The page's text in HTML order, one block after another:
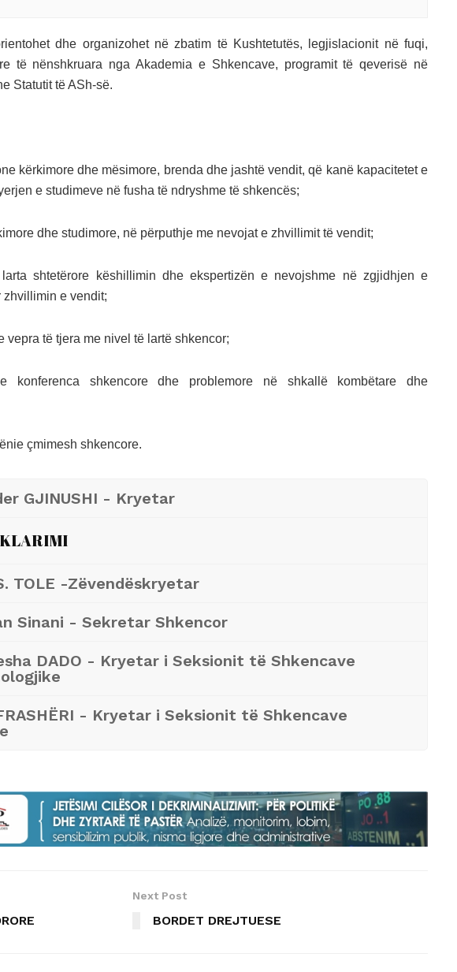
dhe organizohet në zbatim të Kushtetutës, legjislacionit në fuqi,
të nënshkruara nga Akademia e Shkencave, programit të qeverisë në
Statutit të ASh-së.
kërkimore dhe mësimore, brenda dhe jashtë vendit, që kanë kapacitetet e
e studimeve në fusha të ndryshme të shkencës;
dhe studimore, në përputhje me nevojat e zhvillimit të vendit;
shtetërore këshillimin dhe ekspertizën e nevojshme në zgjidhjen e
zhvillimin e vendit;
vepra të tjera me nivel të lartë shkencor;
konferenca shkencore dhe problemore në shkallë kombëtare dhe
çmimesh shkencore.
GJINUSHI - Kryetar
TOLE -Zëvendëskryetar
Sinani - Sekretar Shkencor
DADO - Kryetar i Seksionit të Shkencave
- Kryetar i Seksionit të Shkencave
Next Post
BORDET DREJTUESE